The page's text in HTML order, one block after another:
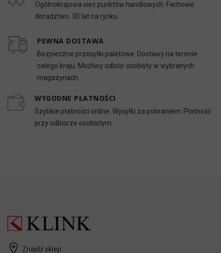
Ogólnokrajowa sieć punktów handlowych. Fachowe
doradztwo. 30 lat na rynku.
PEWNA DOSTAWA
Bezpieczne przesyłki paletowe. Dostawy na terenie
całego kraju. Możliwy odbiór osobisty w wybranych
magazynach.
WYGODNE PŁATNOŚCI
Szybkie płatności online. Wysyłki za pobraniem. Płatność
przy odbiorze osobistym.
Znajdź sklep